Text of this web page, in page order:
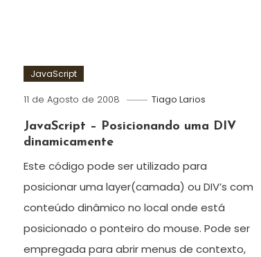
JavaScript
11 de Agosto de 2008 Tiago Larios
JavaScript – Posicionando uma DIV
dinamicamente
Este código pode ser utilizado para
posicionar uma layer(camada) ou DIV’s com
conteúdo dinâmico no local onde está
posicionado o ponteiro do mouse. Pode ser
empregada para abrir menus de contexto,